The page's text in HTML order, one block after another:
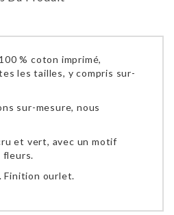
% coton imprimé,
les tailles, y compris sur-
sur-mesure, nous
et vert, avec un motif
Finition ourlet.